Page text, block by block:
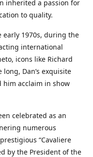
inherited a passion for
to quality.
1970s, during the
international
icons like Richard
Dan’s exquisite
him acclaim in show
celebrated as an
numerous
“Cavaliere
by the President of the